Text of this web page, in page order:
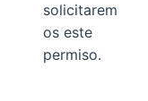
solicitarem
os este
permiso.